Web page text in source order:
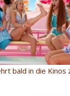
bald in die Kinos